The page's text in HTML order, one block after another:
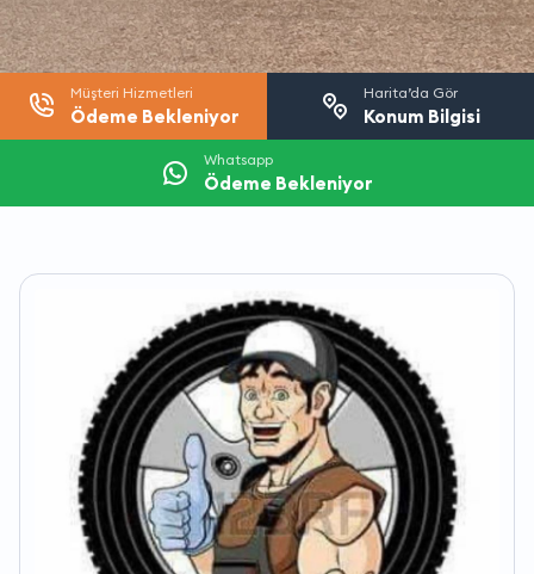
Müşteri Hizmetleri
Ödeme Bekleniyor
Harita’da Gör
Konum Bilgisi
Whatsapp
Ödeme Bekleniyor